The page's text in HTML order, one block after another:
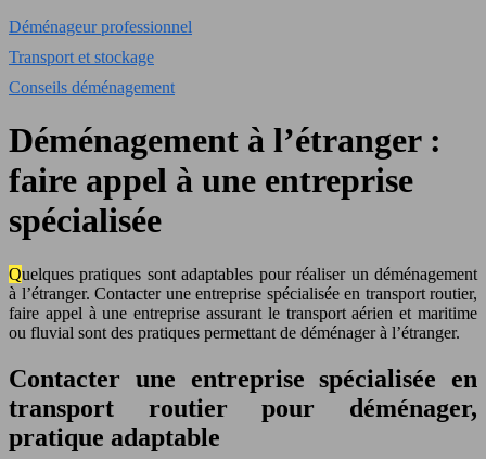
Déménageur professionnel
Transport et stockage
Conseils déménagement
Déménagement à l’étranger :
faire appel à une entreprise
spécialisée
Quelques pratiques sont adaptables pour réaliser un déménagement
à l’étranger. Contacter une entreprise spécialisée en transport routier,
faire appel à une entreprise assurant le transport aérien et maritime
ou fluvial sont des pratiques permettant de déménager à l’étranger.
Contacter une entreprise spécialisée en
transport routier pour déménager,
pratique adaptable